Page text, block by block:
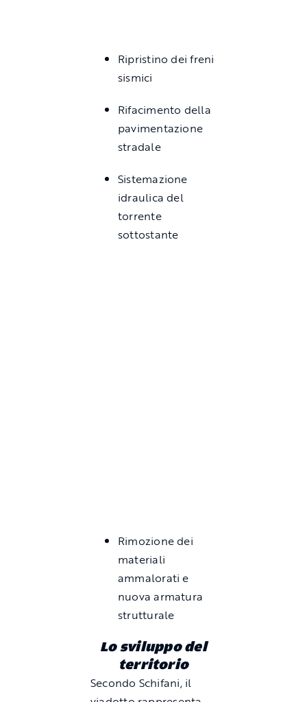
Ripristino dei freni
sismici
Rifacimento della
pavimentazione
stradale
Sistemazione
idraulica del
torrente
sottostante
Rimozione dei
materiali
ammalorati e
nuova armatura
strutturale
Lo sviluppo del
territorio
Secondo Schifani, il